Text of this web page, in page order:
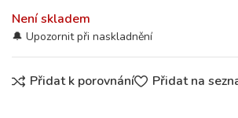
Není skladem
Přidat k porovnání Přidat na